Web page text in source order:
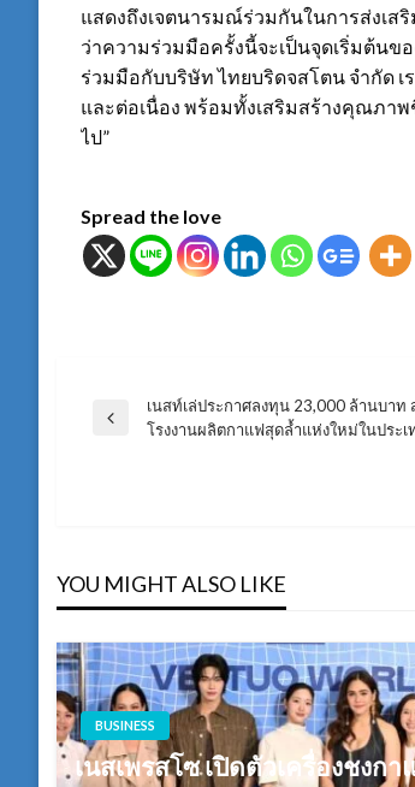
แสดงถึงเจตนารมณ์ร่วมกันในการส่งเส
ว่าความร่วมมือครั้งนี้จะเป็นจุดเริ่มต้น
ร่วมมือกับบริษัท ไทยบริดจสโตน จำกัด
และต่อเนื่อง พร้อมทั้งเสริมสร้างคุณภ
ไป”
Spread the love
แนะแนว
Previous
เนสท์เล่ประกาศลงทุน 23,000 ล้านบาท
โรงงานผลิตกาแฟสุดล้ำแห่งใหม่ในประเ
YOU MIGHT ALSO LIKE
BUSINESS
เนสเพรสโซ เปิดตัวเครื่องชงกา